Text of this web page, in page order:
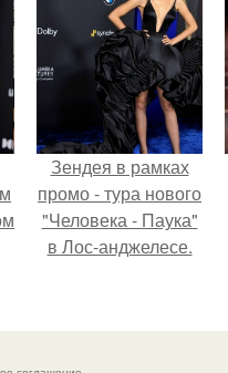
Зендея в рамках
промо - тура нового
"Человека - Паука"
в Лос-анджелесе.